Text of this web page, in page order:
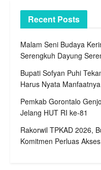
Recent Posts
Malam Seni Budaya
Serengkuh Dayung
Bupati Sofyan Puhi
Harus Nyata
Pemkab Gorontalo
Jelang HUT RI ke-81
Rakorwil TPKAD 2026,
Komitmen Perluas